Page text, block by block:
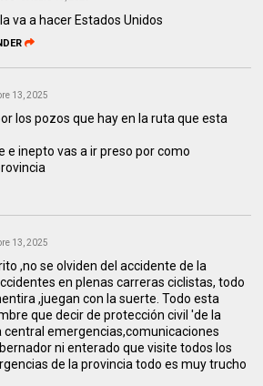
va a hacer Estados Unidos
13, 2025
los pozos que hay en la ruta que esta
e inepto vas a ir preso por como
13, 2025
,no se olviden del accidente de la
en plenas carreras ciclistas, todo
,juegan con la suerte. Todo esta
que decir de protección civil 'de la
central emergencias,comunicaciones
ni enterado que visite todos los
de la provincia todo es muy trucho